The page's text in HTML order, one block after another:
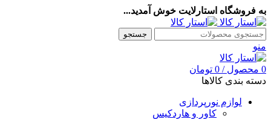
به فروشگاه استارلایت خوش آمدید...
جستجو
منو
0 محصول /
0 تومان
دسته بندی کالاها
لوازم نورپردازی
کاور و هاردکیس